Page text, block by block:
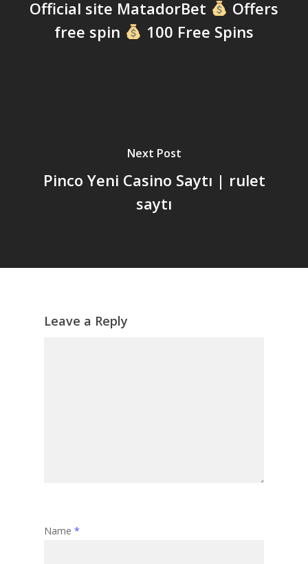
Official site MatadorBet
Offers
free spin
100 Free Spins
Next Post
Pinco Yeni Casino Saytı | rulet
saytı
Leave a Reply
Name *